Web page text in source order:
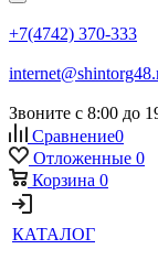
+7(4742) 370-333
Звоните с 8:00 до
Сравнение0
Отложенные 0
Корзина 0
КАТАЛОГ